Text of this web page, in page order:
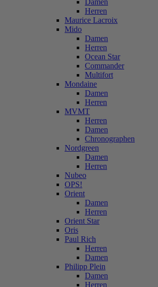
Damen
Herren
Maurice Lacroix
Mido
Damen
Herren
Ocean Star
Commander
Multifort
Mondaine
Damen
Herren
MVMT
Herren
Damen
Chronographen
Nordgreen
Damen
Herren
Nubeo
OPS!
Orient
Damen
Herren
Orient Star
Oris
Paul Rich
Herren
Damen
Philipp Plein
Damen
Herren